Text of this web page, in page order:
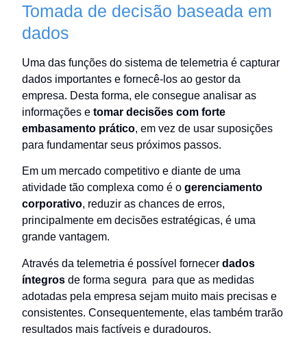
Tomada de decisão baseada em
dados
Uma das funções do sistema de telemetria é capturar
dados importantes e fornecê-los ao gestor da
empresa. Desta forma, ele consegue analisar as
informações e tomar decisões com forte
embasamento prático, em vez de usar suposições
para fundamentar seus próximos passos.
Em um mercado competitivo e diante de uma
atividade tão complexa como é o gerenciamento
corporativo, reduzir as chances de erros,
principalmente em decisões estratégicas, é uma
grande vantagem.
Através da telemetria é possível fornecer dados
íntegros de forma segura para que as medidas
adotadas pela empresa sejam muito mais precisas e
consistentes. Consequentemente, elas também trarão
resultados mais factíveis e duradouros.